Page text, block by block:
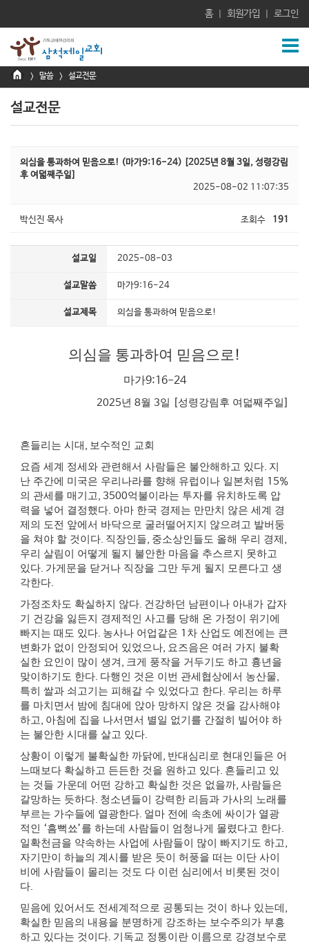
홈 회원가입 로그인
> 말씀 > 설교전문
설교전문
의심을 통과하여 믿음으로! (마가9:16-24) [2025년 8월 3일, 성령강림
후 여덟째주일]
2025-08-02 11:07:35
박신진 목사 조회수 191
설교일 2025-08-03
설교말씀 마가9:16-24
설교제목 의심을 통과하여 믿음으로!
의심을 통과하여 믿음으로!
마가9:16-24
2025년 8월 3일 성령강림후 여덟째주일
흔들리는 시대 , 보수적인 교회
요즘 세계 정세와 관련해서 사람들은 불안해하고 있다. 지
난 주간에 미국은 우리나라를 향해 유럽이나 일본처럼 15%
의 관세를 매기고, 3500억불이라는 투자를 유치하도록 압
력을 넣어 결정했다. 아마 한국 경제는 만만치 않은 세계 경
제의 도전 앞에서 바닥으로 굴러떨어지지 않으려고 발버둥
을 쳐야 할 것이다. 직장인들, 중소상인들도 올해 우리 경제 ,
우리 살림이 어떻게 될지 불안한 마음을 추스르지 못하고
있다. 가게문을 닫거나 직장을 그만 두게 될지 모른다고 생
각한다.
가정조차도 확실하지 않다. 건강하던 남편이나 아내가 갑자
기 건강을 잃든지 경제적인 사고를 당해 온 가정이 위기에
빠지는 때도 있다. 농사나 어업같은 1 차 산업도 예전에는 큰
변화가 없이 안정되어 있었으나, 요즈음은 여러 가지 불확
실한 요인이 많이 생겨 , 크게 풍작을 거두기도 하고 흉년을
맞이하기도 한다. 다행인 것은 이번 관세협상에서 농산물,
특히 쌀과 쇠고기는 피해갈 수 있었다고 한다. 우리는 하루
를 마치면서 밤에 침대에 앉아 망하지 않은 것을 감사해야
하고, 아침에 집을 나서면서 별일 없기를 간절히 빌어야 하
는 불안한 시대를 살고 있다.
상황이 이렇게 불확실한 까닭에 , 반대심리로 현대인들은 어
느때보다 확실하고 든든한 것을 원하고 있다. 흔들리고 있
는 것들 가운데 어떤 강하고 확실한 것은 없을까, 사람들은
갈망하는 듯하다. 청소년들이 강력한 리듬과 가사의 노래를
부르는 가수들에 열광한다. 얼마 전에 속초에 싸이가 열광
적인
‘흠뻑쑈’를 하는데 사람들이 엄청나게 몰렸다고 한다.
일확천금을 약속하는 사업에 사람들이 많이 빠지기도 하고,
자기만이 하늘의 계시를 받은 듯이 허풍을 떠는 이단 사이
비에 사람들이 몰리는 것도 다 이런 심리에서 비롯된 것이
다.
믿음에 있어서도 전세계적으로 공통되는 것이 하나 있는데 ,
확실한 믿음의 내용을 분명하게 강조하는 보수주의가 부흥
하고 있다는 것이다. 기독교 정통이란 이름으로 강경보수로